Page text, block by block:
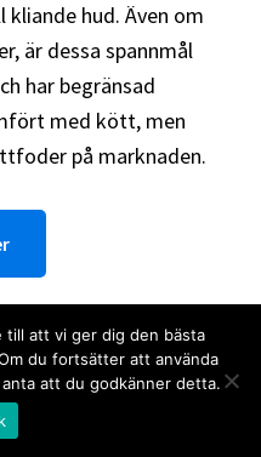
hud. Även om
är dessa spannmål
har begränsad
med kött, men
på marknaden.
som du kan ge till
till att vi ger dig den bästa
du fortsätter att använda
att du godkänner detta.